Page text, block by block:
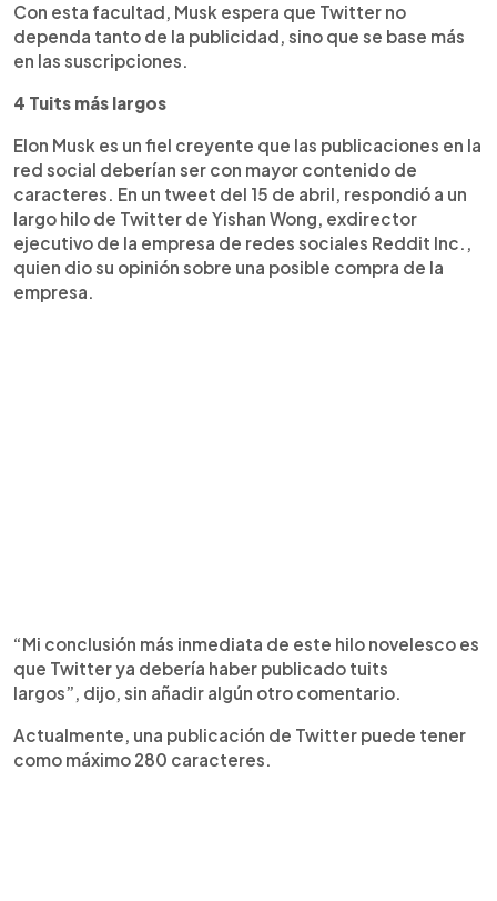
Con esta facultad, Musk espera que Twitter no
dependa tanto de la publicidad, sino que se base más
en las suscripciones.
4 Tuits más largos
Elon Musk es un fiel creyente que las publicaciones en la
red social deberían ser con mayor contenido de
caracteres. En un tweet del 15 de abril, respondió a un
largo hilo de Twitter de Yishan Wong, exdirector
ejecutivo de la empresa de redes sociales Reddit Inc.,
quien dio su opinión sobre una posible compra de la
empresa.
“Mi conclusión más inmediata de este hilo novelesco es
que Twitter ya debería haber publicado tuits
largos”, dijo, sin añadir algún otro comentario.
Actualmente, una publicación de Twitter puede tener
como máximo 280 caracteres.